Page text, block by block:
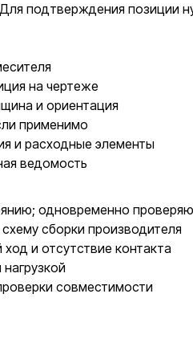
подтверждения позиции
на чертеже
и ориентация
применимо
и расходные элементы
ведомость
одновременно
сборки производителя
и отсутствие контакта
совместимости